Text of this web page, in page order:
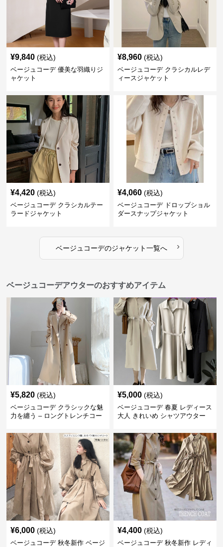
¥9,840 (税込)
ベージュコーデ 優美な羽織りジ
ャケット
¥8,960 (税込)
ベージュコーデ クラシカルレデ
ィースジャケット
¥4,420 (税込)
ベージュコーデ クラシカルテー
ラードジャケット
¥4,060 (税込)
ベージュコーデ ドロップショル
ダースナップジャケット
ベージュコーデのジャケット一覧へ ›
ベージュコーデアウターのおすすめアイテム
¥5,820 (税込)
ベージュコーデ クラシックな魅
力を纏う – ロングトレンチコー
¥5,000 (税込)
ベージュコーデ 春夏 レディース
大人 きれいめ シャツアウター
¥6,000 (税込)
ベージュコーデ 秋冬新作 ベージ
¥4,400 (税込)
ベージュコーデ 秋冬新作 レディ